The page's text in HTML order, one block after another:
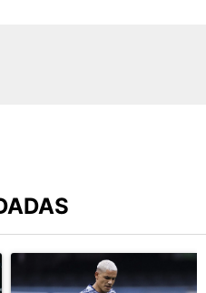
"La advertencia de Cruz
Un artículo de tendencia con